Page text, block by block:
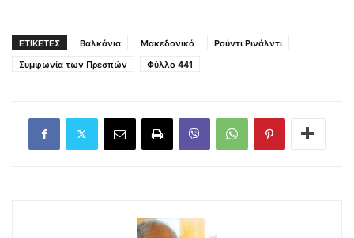
ΕΤΙΚΕΤΕΣ Βαλκάνια Μακεδονικό
Ρούντι Ρινάλντι
Συμφωνία των Πρεσπών
Φύλλο 441